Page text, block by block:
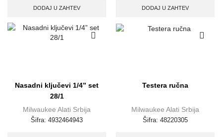
DODAJ U ZAHTEV DODAJ U ZAHTEV
Nasadni ključevi 1/4” set
28/1
Milwaukee Alati Srbija
Šifra: 4932464943
Testera ručna
Milwaukee Alati Srbija
Šifra: 48220305